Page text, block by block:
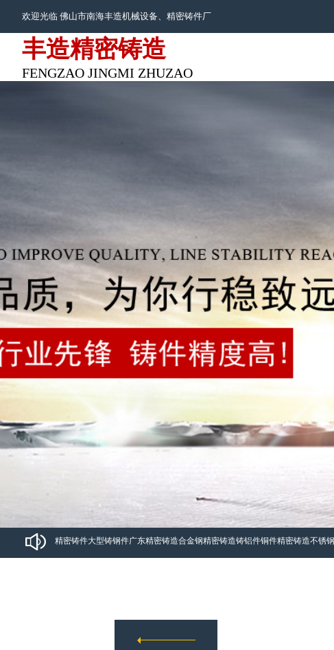
欢迎光临 佛山市南海丰造机械设备、 精密铸件厂
丰造精密铸造
FENGZAO JINGMI ZHUZAO
精密铸件大型铸钢件广东精密铸造合金钢精密铸造铸铝件铜件精密铸造不锈